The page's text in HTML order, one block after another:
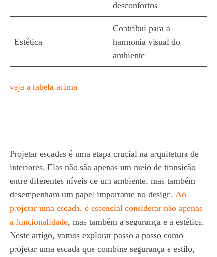
desconfortos
Estética
Contribui para a
harmonia visual do
ambiente
veja a tabela acima
Projetar escadas é uma etapa crucial na arquitetura de
interiores. Elas não são apenas um meio de transição
entre diferentes níveis de um ambiente, mas também
desempenham um papel importante no design. Ao
projetar uma escada, é essencial considerar não apenas
a funcionalidade, mas também a segurança e a estética.
Neste artigo, vamos explorar passo a passo como
projetar uma escada que combine segurança e estilo,